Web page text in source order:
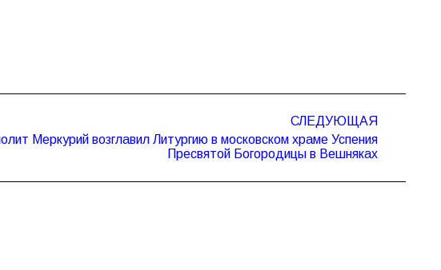
СЛЕДУЮЩАЯ
Меркурий возглавил Литургию в московском храме Успения
Пресвятой Богородицы в Вешняках